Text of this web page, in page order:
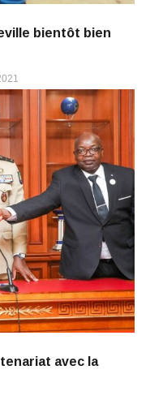
bientôt bien
avec la